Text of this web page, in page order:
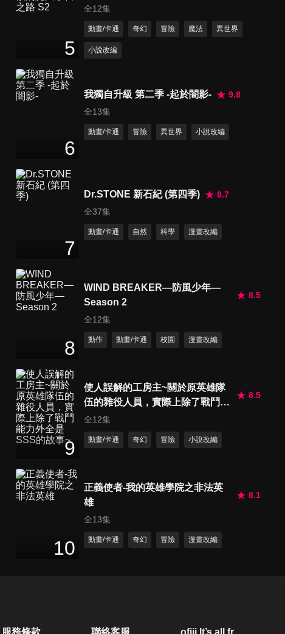
5
全12集
動畫/卡通 奇幻 冒險 魔法 異世界
小說改編
6
我獨自升級 第二季 -起於闇影-
9.8
全13集
動畫/卡通 冒險 異世界 小說改編
7
Dr.STONE 新石紀 (第四季)
8.7
全37集
動畫/卡通 自然 科學 漫畫改編
8
WIND BREAKER—防風少年—
Season 2
8.5
全12集
動作 動畫/卡通 校園 漫畫改編
9
使人誤解的工房主~關於原英雄隊
伍的雜役人員，實際上除了戰鬥能
力外全是SSS的故事~
8.5
全12集
動畫/卡通 奇幻 冒險 小說改編
10
正義使者-我的英雄學院之非法英
雄
8.1
全13集
動畫/卡通 奇幻 冒險 漫畫改編
服務條款 聯絡客服